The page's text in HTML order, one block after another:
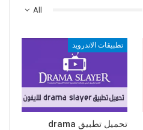
All
تطبيقات الاندرويد
تحميل تطبيق drama